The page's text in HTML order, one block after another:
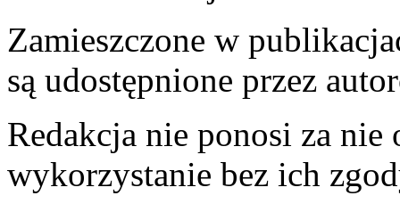
Zamieszczone w
są udostępnione przez
Redakcja nie ponosi za
wykorzystanie bez ich